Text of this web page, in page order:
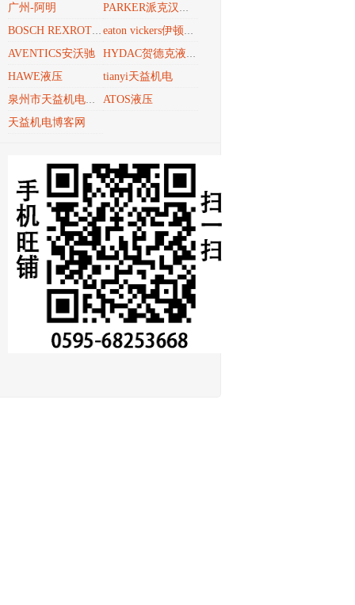
广州-阿明 PARKER派克汉尼汾
BOSCH REXROTH博世力士乐REXROTH eaton vickers伊顿威格士
AVENTICS安沃驰 HYDAC贺德克液压技术
HAWE液压 tianyi天益机电
泉州市天益机电贸易有限公司
ATOS液压
天益机电博客网